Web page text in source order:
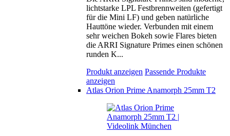
lichtstarke LPL Festbrennweiten (gefertigt
für die Mini LF) und geben natürliche
Hauttöne wieder. Verbunden mit einem
sehr weichen Bokeh sowie Flares bieten
die ARRI Signature Primes einen schönen
runden K...
Produkt anzeigen Passende Produkte
anzeigen
Atlas Orion Prime Anamorph 25mm T2